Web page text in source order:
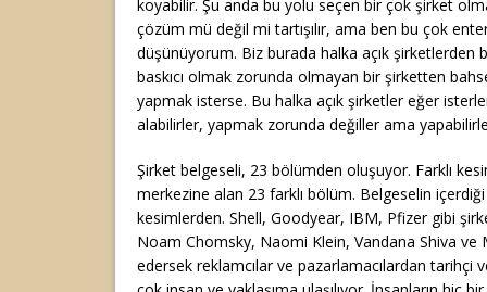
koyabilir. Şu anda bu yolu seçen bir çok şirket
çözüm mü değil mi tartışılır, ama ben bu çok
düşünüyorum. Biz burada halka açık şirketlerden
baskıcı olmak zorunda olmayan bir şirketten
yapmak isterse. Bu halka açık şirketler eğer
alabilirler, yapmak zorunda değiller ama
Şirket belgeseli, 23 bölümden oluşuyor. Farklı
merkezine alan 23 farklı bölüm. Belgeselin
kesimlerden. Shell, Goodyear, IBM, Pfizer gibi
Noam Chomsky, Naomi Klein, Vandana Shiva ve
edersek reklamcılar ve pazarlamacılardan tarihçi